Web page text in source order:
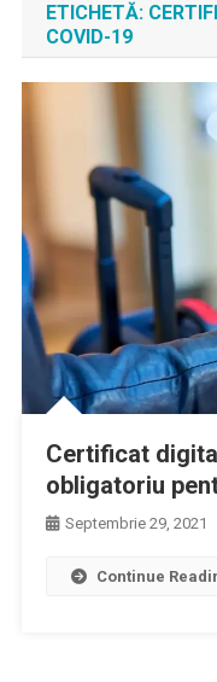
ETICHETĂ:
COVID-19
Certificat
obligatoriu
Septembrie 29, 2021
Continue